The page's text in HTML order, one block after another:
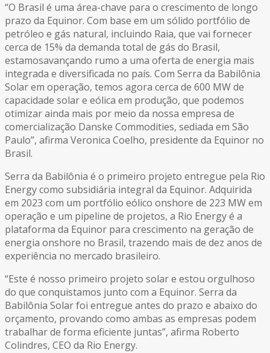
“O Brasil é uma área-chave para o crescimento de longo
prazo da Equinor. Com base em um sólido portfólio de
petróleo e gás natural, incluindo Raia, que vai fornecer
cerca de 15% da demanda total de gás do Brasil,
estamosavançando rumo a uma oferta de energia mais
integrada e diversificada no país. Com Serra da Babilônia
Solar em operação, temos agora cerca de 600 MW de
capacidade solar e eólica em produção, que podemos
otimizar ainda mais por meio da nossa empresa de
comercialização Danske Commodities, sediada em São
Paulo”, afirma Veronica Coelho, presidente da Equinor no
Brasil.
Serra da Babilônia é o primeiro projeto entregue pela Rio
Energy como subsidiária integral da Equinor. Adquirida
em 2023 com um portfólio eólico onshore de 223 MW em
operação e um pipeline de projetos, a Rio Energy é a
plataforma da Equinor para crescimento na geração de
energia onshore no Brasil, trazendo mais de dez anos de
experiência no mercado brasileiro.
“Este é nosso primeiro projeto solar e estou orgulhoso
do que conquistamos junto com a Equinor. Serra da
Babilônia Solar foi entregue antes do prazo e abaixo do
orçamento, provando como ambas as empresas podem
trabalhar de forma eficiente juntas”, afirma Roberto
Colindres, CEO da Rio Energy.